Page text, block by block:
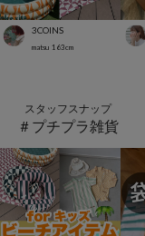
3COINS
matsu 163cm
スタッフスナップ
＃プチプラ雑貨